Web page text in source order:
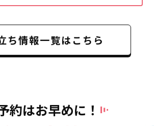
ち情報一覧はこちら
約はお早めに！